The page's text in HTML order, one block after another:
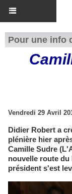
Pour une info
Vendredi 29 Avril
Didier Robert a
plénière hier
Camille Sudre
nouvelle route
président s'est